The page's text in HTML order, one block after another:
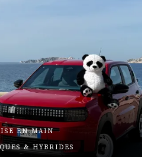
EN MAIN
& HYBRIDES